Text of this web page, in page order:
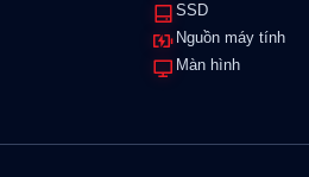
SSD
Nguồn máy tính
Màn hình